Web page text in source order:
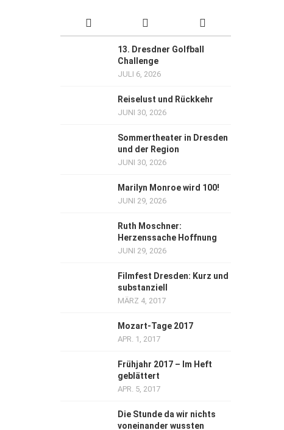
13. Dresdner Golfball
Challenge
JULI 6, 2026
Reiselust und Rückkehr
JUNI 30, 2026
Sommertheater in Dresden
und der Region
JUNI 30, 2026
Marilyn Monroe wird 100!
JUNI 29, 2026
Ruth Moschner:
Herzenssache Hoffnung
JUNI 29, 2026
Filmfest Dresden: Kurz und
substanziell
MÄRZ 4, 2017
Mozart-Tage 2017
APR. 1, 2017
Frühjahr 2017 – Im Heft
geblättert
APR. 5, 2017
Die Stunde da wir nichts
voneinander wussten